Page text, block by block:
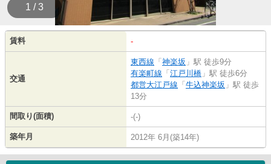
1 / 3
賃料 -
交通
東西線 「 神楽坂 」駅 徒歩9分
有楽町線 「 江戸川橋 」駅 徒歩6分
都営大江戸線 「 牛込神楽坂 」駅 徒歩
13分
間取り(面積) -(-)
築年月 2012年 6月(築14年)